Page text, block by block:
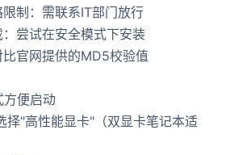
制：需联系IT部门放行
尝试在安全模式下安装
官网提供的MD5校验值
方便启动
择"高性能显卡"（双显卡笔记本适